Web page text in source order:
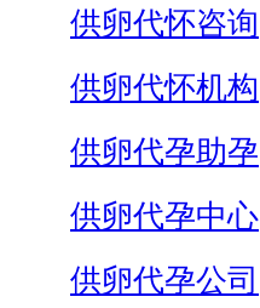
供卵代怀咨询
供卵代怀机构
供卵代孕助孕
供卵代孕中心
供卵代孕公司